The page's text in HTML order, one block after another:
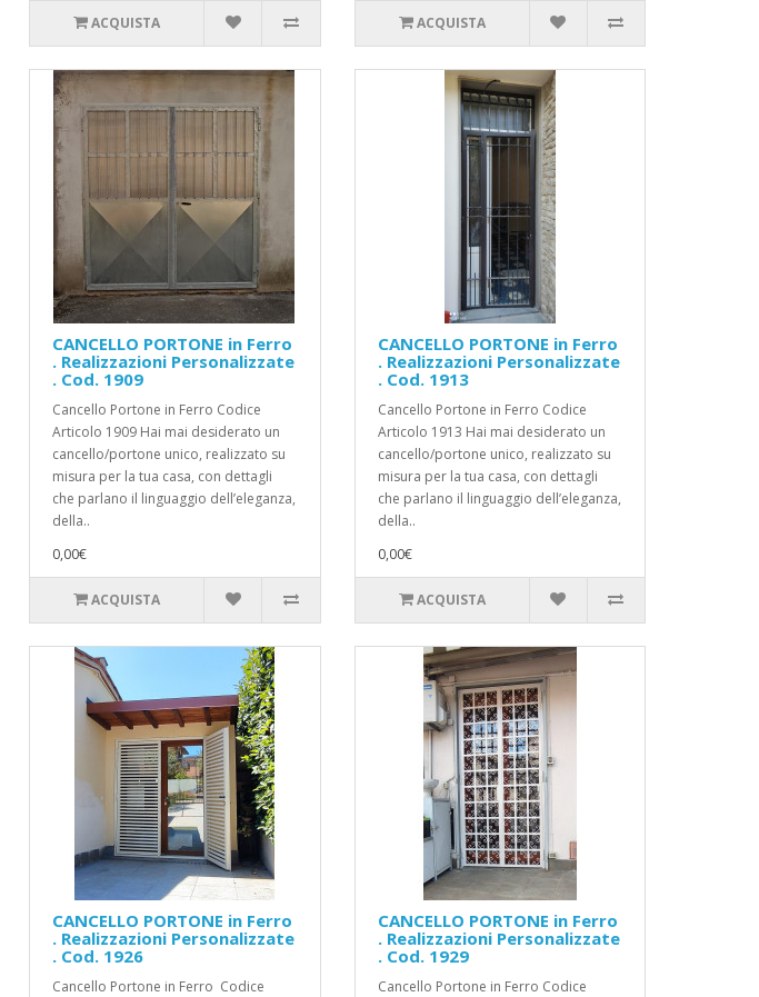
ACQUISTA ACQUISTA
CANCELLO PORTONE in Ferro
. Realizzazioni Personalizzate
. Cod. 1909
Cancello Portone in Ferro Codice
Articolo 1909 Hai mai desiderato un
cancello/portone unico, realizzato su
misura per la tua casa, con dettagli
che parlano il linguaggio dell’eleganza,
della..
0,00€
ACQUISTA
CANCELLO PORTONE in Ferro
. Realizzazioni Personalizzate
. Cod. 1913
Cancello Portone in Ferro Codice
Articolo 1913 Hai mai desiderato un
cancello/portone unico, realizzato su
misura per la tua casa, con dettagli
che parlano il linguaggio dell’eleganza,
della..
0,00€
ACQUISTA
CANCELLO PORTONE in Ferro
. Realizzazioni Personalizzate
. Cod. 1926
Cancello Portone in Ferro Codice
CANCELLO PORTONE in Ferro
. Realizzazioni Personalizzate
. Cod. 1929
Cancello Portone in Ferro Codice